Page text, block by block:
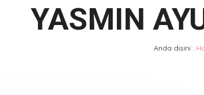
YASMIN
Anda disini :